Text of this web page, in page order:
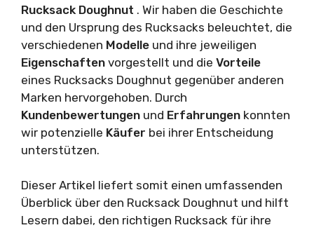
Rucksack Doughnut . Wir haben die Geschichte
und den Ursprung des Rucksacks beleuchtet, die
verschiedenen Modelle und ihre jeweiligen
Eigenschaften vorgestellt und die Vorteile
eines Rucksacks Doughnut gegenüber anderen
Marken hervorgehoben. Durch
Kundenbewertungen und Erfahrungen konnten
wir potenzielle Käufer bei ihrer Entscheidung
unterstützen.
Dieser Artikel liefert somit einen umfassenden
Überblick über den Rucksack Doughnut und hilft
Lesern dabei, den richtigen Rucksack für ihre